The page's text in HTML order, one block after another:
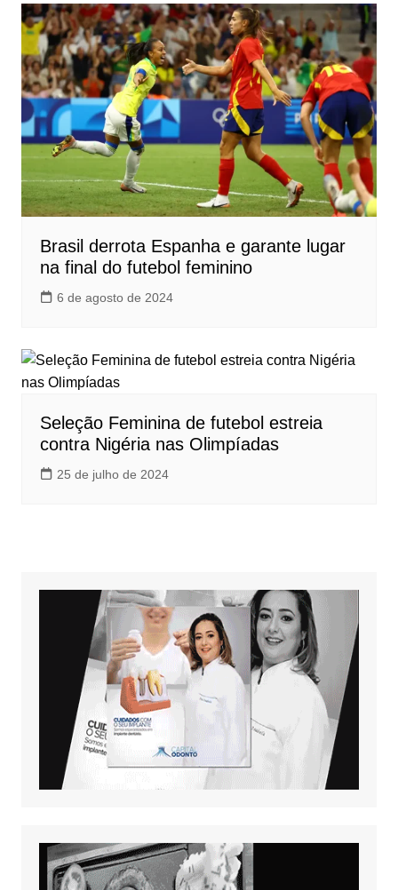
Brasil derrota Espanha e garante lugar
na final do futebol feminino
6 de agosto de 2024
Seleção Feminina de futebol estreia
contra Nigéria nas Olimpíadas
25 de julho de 2024